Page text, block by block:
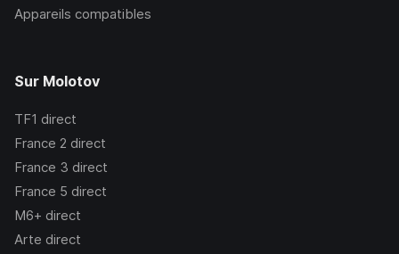
Appareils compatibles
Sur Molotov
TF1 direct
France 2 direct
France 3 direct
France 5 direct
M6+ direct
Arte direct